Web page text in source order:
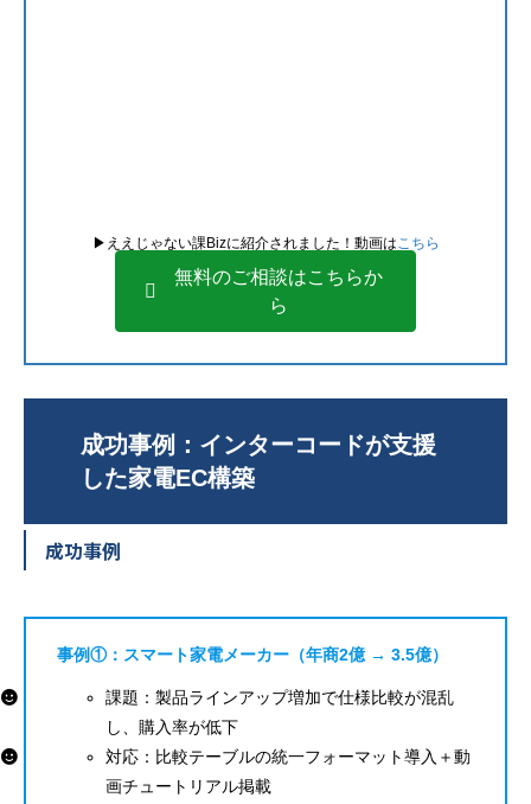
▶︎ええじゃない課Bizに紹介されました！動画はこちら
無料のご相談はこちらか
ら
成功事例：インターコードが支援
した家電EC構築
成功事例
事例①：スマート家電メーカー（年商2億 → 3.5億）
課題：製品ラインアップ増加で仕様比較が混乱
し、購入率が低下
対応：比較テーブルの統一フォーマット導入＋動
画チュートリアル掲載